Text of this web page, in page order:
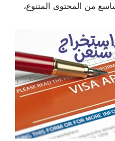
من المحتوى المتنوع،